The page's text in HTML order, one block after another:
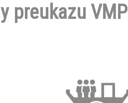
preukazu VMP